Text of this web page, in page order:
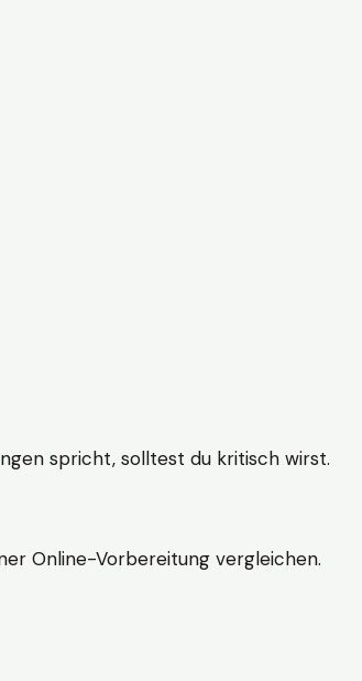
spricht, solltest du kritisch wirst.
Online-Vorbereitung vergleichen.